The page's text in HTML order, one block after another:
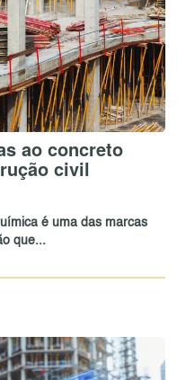
ao concreto
civil
é uma das marcas
que...